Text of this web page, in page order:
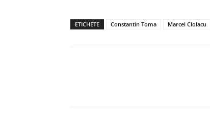
ETICHETE Constantin Toma Marcel CIolacu